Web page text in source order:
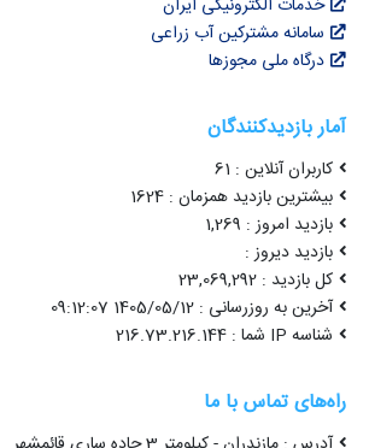
سامانه مشترکین آب زراعی
درگاه ملی مجوزها
آمار بازدیدکنندگان
کاربران آنلاین : 61
بیشترین بازدید همزمان : 1624
بازدید امروز : 1,269
بازدید دیروز :
کل بازدید : 23,069,292
آخرین به روزرسانی : 1405/05/12 09:12:07
شناسه IP شما : 216.73.216.144
راه‌های تماس با ما